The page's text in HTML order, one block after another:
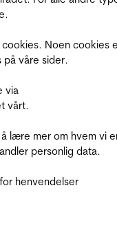
Noen cookies
på våre sider.
via
vårt.
lære mer om hvem vi
personlig data.
henvendelser